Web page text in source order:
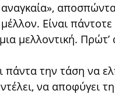
Είναι
μελλοντική.
πάντα την τάση να
να αποφύγει